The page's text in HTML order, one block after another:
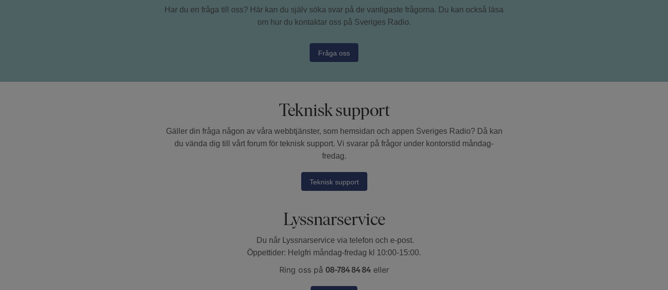
Har du en fråga till oss? Här kan du själv söka svar på de vanligaste frågorna. Du kan också läsa
om hur du kontaktar oss på Sveriges Radio.
Fråga oss
Teknisk support
Gäller din fråga någon av våra webbtjänster, som hemsidan och appen Sveriges Radio? Då kan
du vända dig till vårt forum för teknisk support. Vi svarar på frågor under kontorstid måndag-
fredag.
Teknisk support
Lyssnarservice
Du når Lyssnarservice via telefon och e-post.
Öppettider: Helgfri måndag-fredag kl 10:00-15:00.
Ring oss på 08-784 84 84eller